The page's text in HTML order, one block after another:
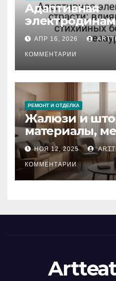
Адаптивная
влияние
стихийных
тезауруса
АПР 16, 2026
КОММЕНТАРИИ
РЕМОНТ И ОТДЕЛКА
Жалюзи и
материалы,
управления и
НОЯ 12, 2025
КОММЕНТАРИИ